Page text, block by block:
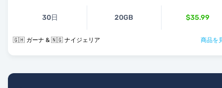
30日 20GB $35.99
🇬🇭 ガーナ & 🇳🇬 ナイジェリア 商品を